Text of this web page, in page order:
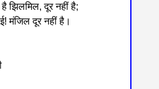
है झिलमिल, दूर नहीं है;
मंजिल दूर नहीं है।